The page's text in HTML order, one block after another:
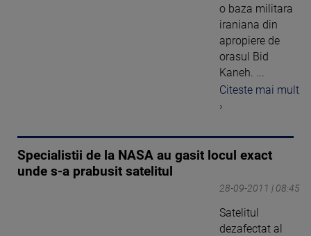
o baza militara
iraniana din
apropiere de
orasul Bid
Kaneh. ...
Citeste mai mult
›
Specialistii de la NASA au gasit locul exact
unde s-a prabusit satelitul
28-09-2011 | 08:45
Satelitul
dezafectat al